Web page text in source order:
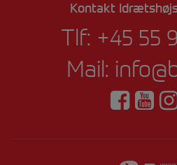
Kontakt
Tlf: +45 55
Mail: